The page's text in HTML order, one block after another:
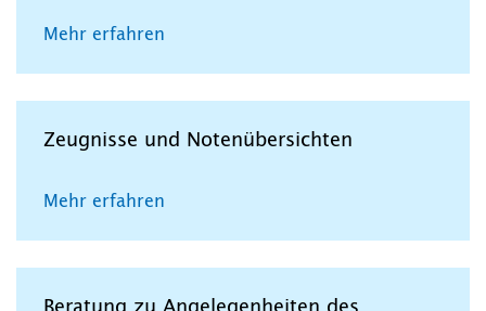
Mehr erfahren
Zeugnisse und Notenübersichten
Mehr erfahren